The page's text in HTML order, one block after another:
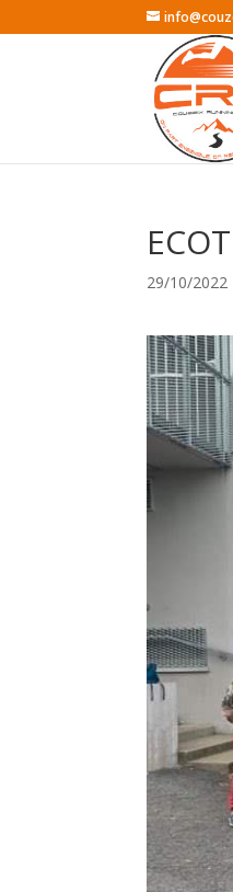
29/10/2022